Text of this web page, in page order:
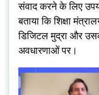
संवाद करने के लिए
बताया कि शिक्षा
डिजिटल मुद्रा और
अवधारणाओं पर।